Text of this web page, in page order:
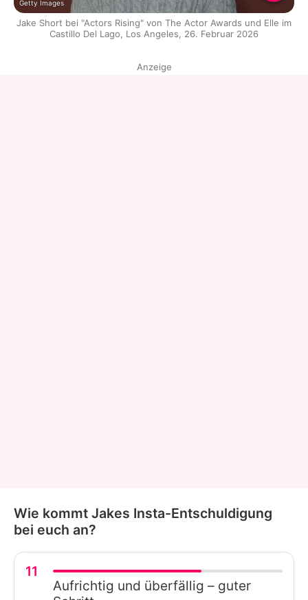
Getty Images
Jake Short bei "Actors Rising" von The Actor Awards und Elle im
Castillo Del Lago, Los Angeles, 26. Februar 2026
Anzeige
Wie kommt Jakes Insta-Entschuldigung
bei euch an?
11
Aufrichtig und überfällig – guter